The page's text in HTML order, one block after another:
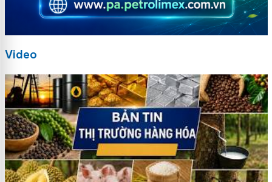
Video